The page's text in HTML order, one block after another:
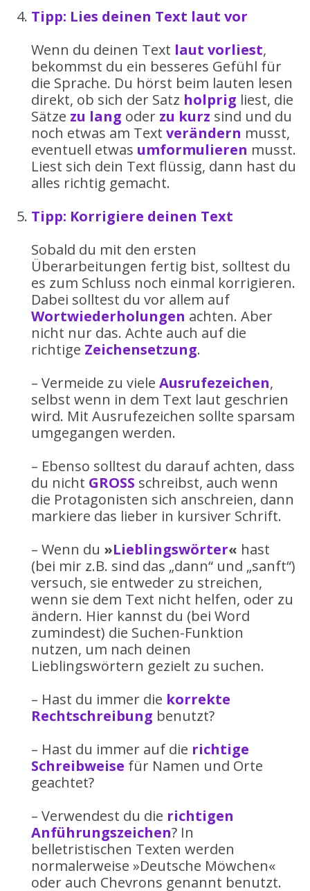
Tipp: Lies deinen Text laut vor
Wenn du deinen Text laut vorliest,
bekommst du ein besseres Gefühl für
die Sprache. Du hörst beim lauten lesen
direkt, ob sich der Satz holprig liest, die
Sätze zu lang oder zu kurz sind und du
noch etwas am Text verändern musst,
eventuell etwas umformulieren musst.
Liest sich dein Text flüssig, dann hast du
alles richtig gemacht.
Tipp: Korrigiere deinen Text
Sobald du mit den ersten
Überarbeitungen fertig bist, solltest du
es zum Schluss noch einmal korrigieren.
Dabei solltest du vor allem auf
Wortwiederholungen achten. Aber
nicht nur das. Achte auch auf die
richtige Zeichensetzung.
– Vermeide zu viele Ausrufezeichen,
selbst wenn in dem Text laut geschrien
wird. Mit Ausrufezeichen sollte sparsam
umgegangen werden.
– Ebenso solltest du darauf achten, dass
du nicht GROSS schreibst, auch wenn
die Protagonisten sich anschreien, dann
markiere das lieber in kursiver Schrift.
– Wenn du »Lieblingswörter« hast
(bei mir z.B. sind das „dann“ und „sanft“)
versuch, sie entweder zu streichen,
wenn sie dem Text nicht helfen, oder zu
ändern. Hier kannst du (bei Word
zumindest) die Suchen-Funktion
nutzen, um nach deinen
Lieblingswörtern gezielt zu suchen.
– Hast du immer die korrekte
Rechtschreibung benutzt?
– Hast du immer auf die richtige
Schreibweise für Namen und Orte
geachtet?
– Verwendest du die richtigen
Anführungszeichen? In
belletristischen Texten werden
normalerweise »Deutsche Möwchen«
oder auch Chevrons genannt benutzt.